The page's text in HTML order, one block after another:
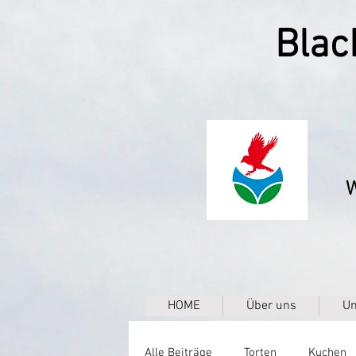
HOME Über uns
Alle Beiträge Torten Kuchen